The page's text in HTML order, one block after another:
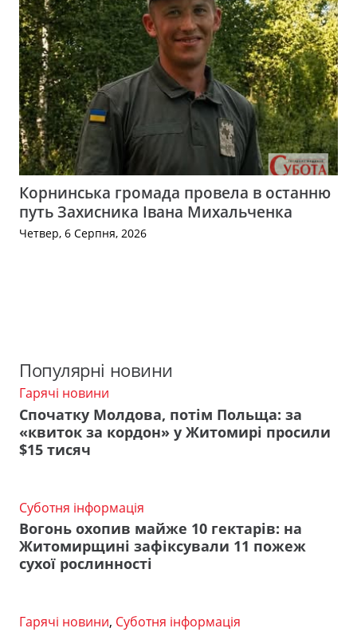
Корнинська громада провела в останню
путь Захисника Івана Михальченка
Четвер, 6 Серпня, 2026
Популярні новини
Гарячі новини
Спочатку Молдова, потім Польща: за
«квиток за кордон» у Житомирі просили
$15 тисяч
Суботня інформація
Вогонь охопив майже 10 гектарів: на
Житомирщині зафіксували 11 пожеж
сухої рослинності
Гарячі новини, Суботня інформація